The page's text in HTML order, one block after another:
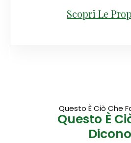
Scopri Le
Questo È Ciò Che
Questo È
Dicono